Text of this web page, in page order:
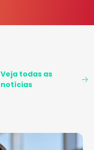
Veja todas as
notícias